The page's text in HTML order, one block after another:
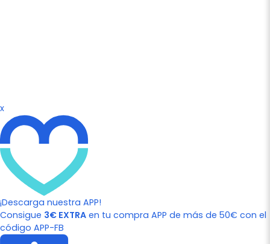
x
¡Descarga nuestra APP!
Consigue 3€ EXTRA en tu compra APP de más de 50€ con el
código APP-FB